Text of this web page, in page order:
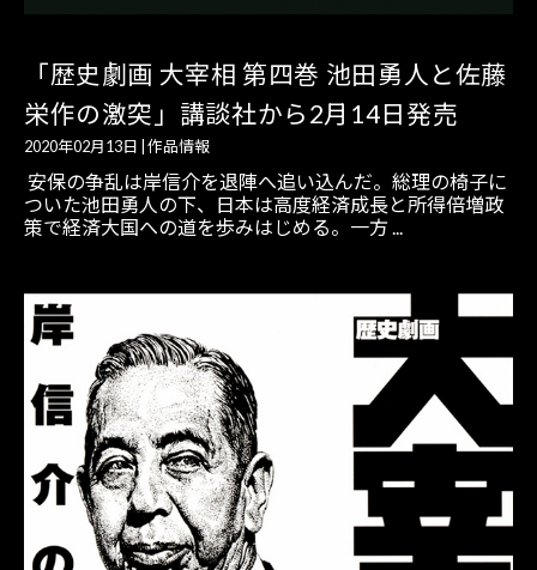
「歴史劇画 大宰相 第四巻 池田勇人と佐藤
栄作の激突」講談社から2月14日発売
2020年02月13日 作品情報
安保の争乱は岸信介を退陣へ追い込んだ。総理の椅子に
ついた池田勇人の下、日本は高度経済成長と所得倍増政
策で経済大国への道を歩みはじめる。一方 ...